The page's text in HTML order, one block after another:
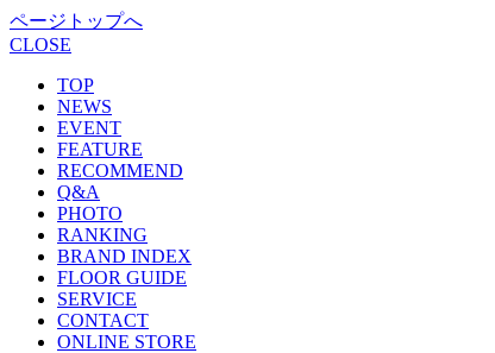
ページトップへ
CLOSE
TOP
NEWS
EVENT
FEATURE
RECOMMEND
Q&A
PHOTO
RANKING
BRAND INDEX
FLOOR GUIDE
SERVICE
CONTACT
ONLINE STORE